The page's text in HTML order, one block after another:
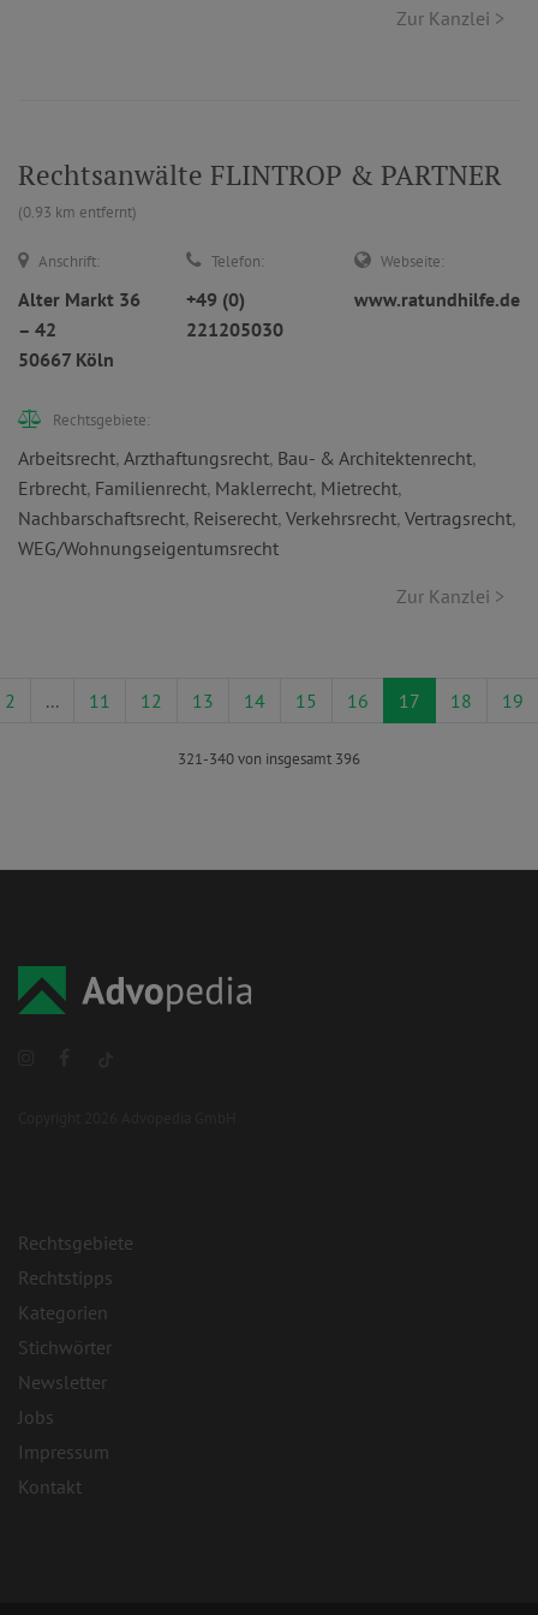
Zur Kanzlei >
Rechtsanwälte FLINTROP & PARTNER
(0.93 km entfernt)
Anschrift:
Alter Markt 36
– 42
50667 Köln
Telefon:
+49 (0)
221205030
Webseite:
www.ratundhilfe.de
Rechtsgebiete:
Arbeitsrecht, Arzthaftungsrecht, Bau- & Architektenrecht,
Erbrecht, Familienrecht, Maklerrecht, Mietrecht,
Nachbarschaftsrecht, Reiserecht, Verkehrsrecht, Vertragsrecht,
WEG/Wohnungseigentumsrecht
Zur Kanzlei >
2 ... 11 12 13 14 15 16 17 18 19
321-340 von insgesamt 396
Rechtsgebiete
Rechtstipps
Kategorien
Stichwörter
Newsletter
Jobs
Impressum
Kontakt